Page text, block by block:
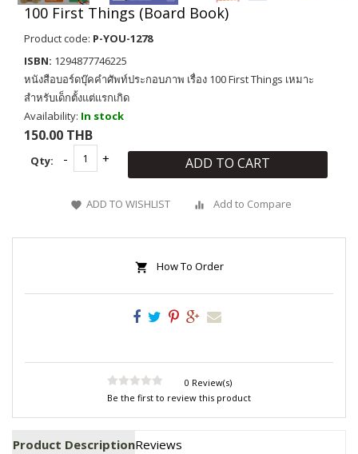
100 First Things (Board Book)
Product code: P-YOU-1278
ISBN: 1294877746225
หนังสือบอร์ดบุ๊คคำศัพท์ประกอบภาพ เรื่อง 100 First Things เหมาะ
สำหรับเด็กตั้งแต่แรกเกิด
Availability: In stock
150.00 THB
Qty: ADD TO CART
ADD TO WISHLIST Add to Compare
How To Order
0 Review(s)
Be the first to review this product
Product DescriptionReviews